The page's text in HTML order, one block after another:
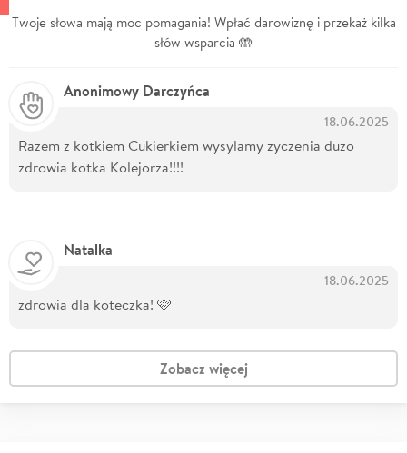
Twoje słowa mają moc pomagania! Wpłać darowiznę i przekaż kilka
słów wsparcia 🤲
Anonimowy Darczyńca
18.06.2025
Razem z kotkiem Cukierkiem wysylamy zyczenia duzo
zdrowia kotka Kolejorza!!!!
Natalka
18.06.2025
zdrowia dla koteczka! 🩷
Zobacz więcej